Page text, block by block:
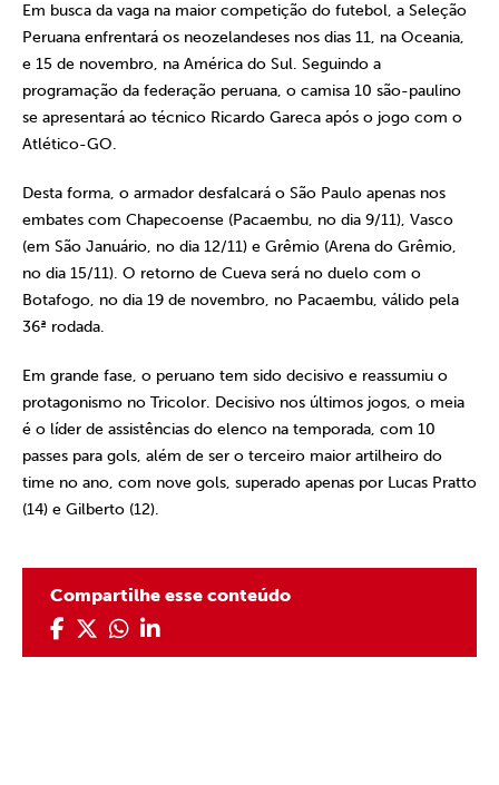
Em busca da vaga na maior competição do futebol, a Seleção
Peruana enfrentará os neozelandeses nos dias 11, na Oceania,
e 15 de novembro, na América do Sul. Seguindo a
programação da federação peruana, o camisa 10 são-paulino
se apresentará ao técnico Ricardo Gareca após o jogo com o
Atlético-GO.
Desta forma, o armador desfalcará o São Paulo apenas nos
embates com Chapecoense (Pacaembu, no dia 9/11), Vasco
(em São Januário, no dia 12/11) e Grêmio (Arena do Grêmio,
no dia 15/11). O retorno de Cueva será no duelo com o
Botafogo, no dia 19 de novembro, no Pacaembu, válido pela
36ª rodada.
Em grande fase, o peruano tem sido decisivo e reassumiu o
protagonismo no Tricolor. Decisivo nos últimos jogos, o meia
é o líder de assistências do elenco na temporada, com 10
passes para gols, além de ser o terceiro maior artilheiro do
time no ano, com nove gols, superado apenas por Lucas Pratto
(14) e Gilberto (12).
Compartilhe esse conteúdo